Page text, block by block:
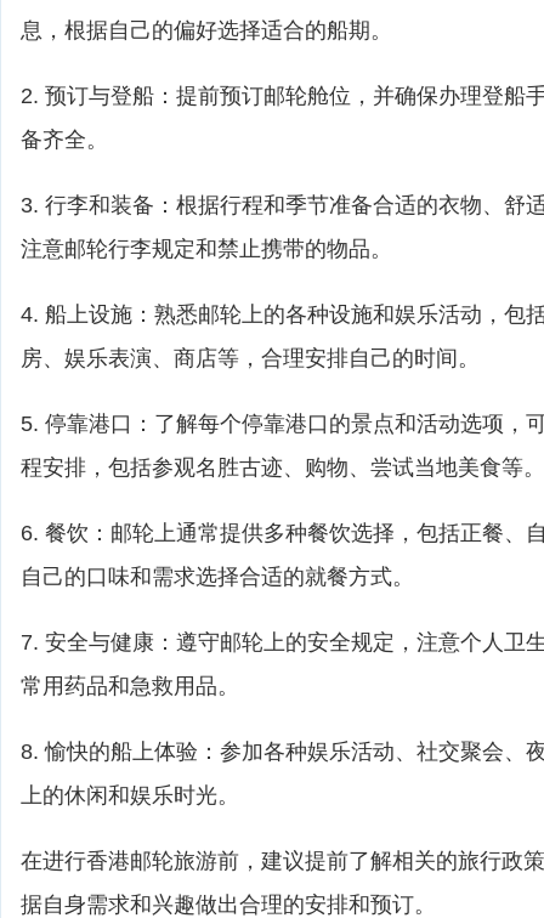
息，根据自己的偏好选择适合的船期。
2. 预订与登船：提前预订邮轮舱位，并确保办理登船
备齐全。
3. 行李和装备：根据行程和季节准备合适的衣物、舒
注意邮轮行李规定和禁止携带的物品。
4. 船上设施：熟悉邮轮上的各种设施和娱乐活动，包
房、娱乐表演、商店等，合理安排自己的时间。
5. 停靠港口：了解每个停靠港口的景点和活动选项，
程安排，包括参观名胜古迹、购物、尝试当地美食等。
6. 餐饮：邮轮上通常提供多种餐饮选择，包括正餐、
自己的口味和需求选择合适的就餐方式。
7. 安全与健康：遵守邮轮上的安全规定，注意个人卫
常用药品和急救用品。
8. 愉快的船上体验：参加各种娱乐活动、社交聚会、
上的休闲和娱乐时光。
在进行香港邮轮旅游前，建议提前了解相关的旅行政
据自身需求和兴趣做出合理的安排和预订。